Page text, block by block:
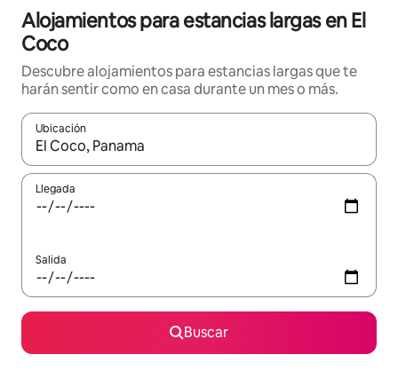
Alojamientos para estancias largas en El
Coco
Descubre alojamientos para estancias largas que te
harán sentir como en casa durante un mes o más.
Ubicación
Cuando los resultados estén disponibles, podrás navegar
Llegada
Salida
Buscar